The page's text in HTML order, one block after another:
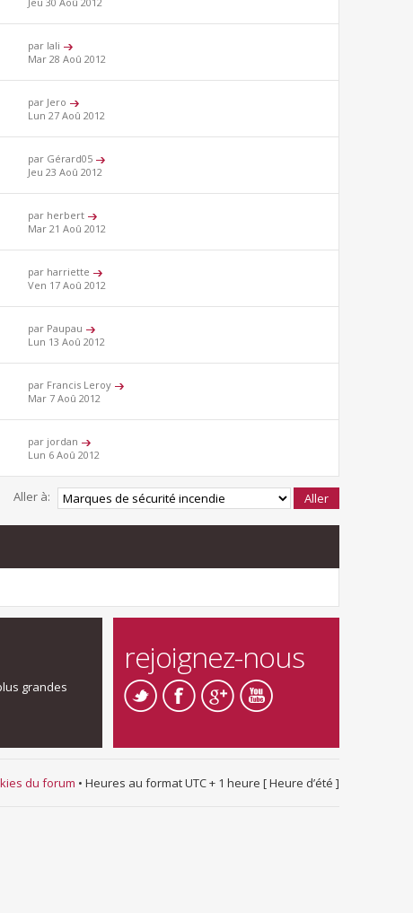
par lali
Mar 28 Aoû 2012
par Jero
Lun 27 Aoû 2012
par Gérard05
Jeu 23 Aoû 2012
par herbert
Mar 21 Aoû 2012
par harriette
Ven 17 Aoû 2012
par Paupau
Lun 13 Aoû 2012
par Francis Leroy
Mar 7 Aoû 2012
par jordan
Lun 6 Aoû 2012
Aller à:
grandes
rejoignez-nous
du forum • Heures au format UTC + 1 heure [ Heure d’été ]